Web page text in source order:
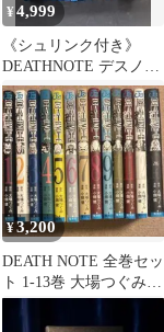
¥4,999
《シュリンク付き》
DEATHNOTE デスノー
ト 1~12巻 全巻セット
¥3,200
DEATH NOTE 全巻セッ
ト 1-13巻 大場つぐみ
小畑健